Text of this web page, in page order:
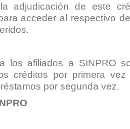
adjudicación de este
acceder al respectivo
los afiliados a SINPRO
créditos por primera
por segunda vez.